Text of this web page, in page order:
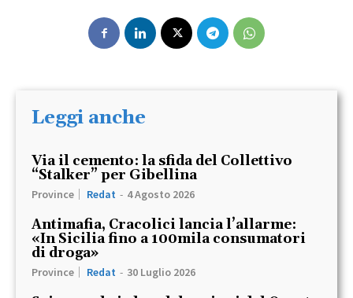
Leggi anche
Via il cemento: la sfida del Collettivo
“Stalker” per Gibellina
Province Redat - 4 Agosto 2026
Antimafia, Cracolici lancia l’allarme:
«In Sicilia fino a 100mila consumatori
di droga»
Province Redat - 30 Luglio 2026